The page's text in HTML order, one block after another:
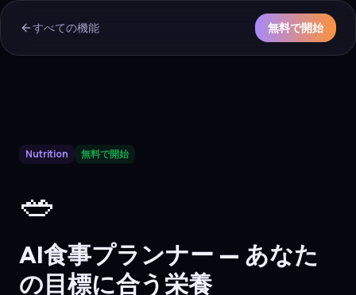
すべての機能 無料で開始
AuraAI食事プランナー
Nutrition 無料で開始
🥗
AI食事プランナー — あなた
の目標に合う栄養